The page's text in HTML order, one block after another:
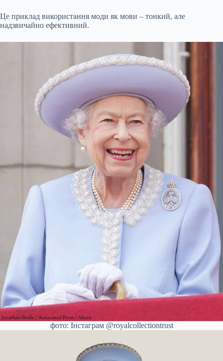
Це приклад використання моди як мови – тонкий, але
надзвичайно ефективний.
фото: Інстаграм @royalcollectiontrust